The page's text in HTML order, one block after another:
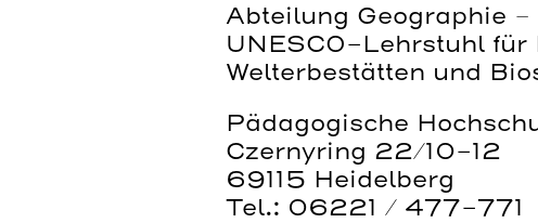
Abteilung Geographie
UNESCO-Lehrstuhl für
Welterbestätten und
Pädagogische
Czernyring 22/10-12
69115 Heidelberg
Tel.: 06221 / 477-771